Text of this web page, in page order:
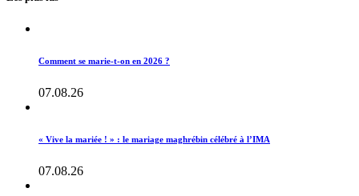
Comment se marie-t-on en 2026 ?
07.08.26
« Vive la mariée ! » : le mariage maghrébin célébré à l’IMA
07.08.26